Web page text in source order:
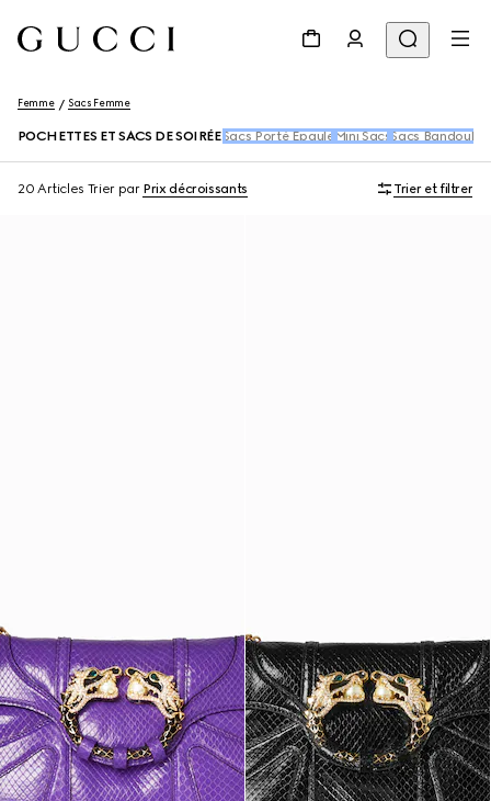
Femme Sacs Femme
POCHETTES ET SACS DE SOIRÉE Sacs Porté Épaule Mini Sacs Sacs
20 Articles Trier par Prix décroissants Trier et filtrer